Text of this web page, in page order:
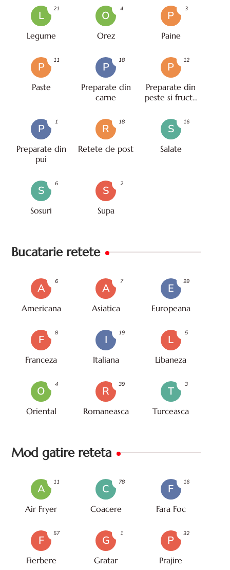
L
Legume
21
O
Orez
4
P
Paine
3
P
Paste
11
P
Preparate din
carne
18
P
Preparate din
peste si fructe
12
P
Preparate din
pui
1
R
Retete de post
18
S
Salate
16
S
Sosuri
6
S
Supa
2
Bucatarie retete
A
Americana
6
A
Asiatica
7
E
Europeana
99
F
Franceza
8
I
Italiana
19
L
Libaneza
5
O
Oriental
4
R
Romaneasca
39
T
Turceasca
3
Mod gatire reteta
A
Air Fryer
11
C
Coacere
78
F
Fara Foc
16
F
Fierbere
57
G
Gratar
1
P
Prajire
32